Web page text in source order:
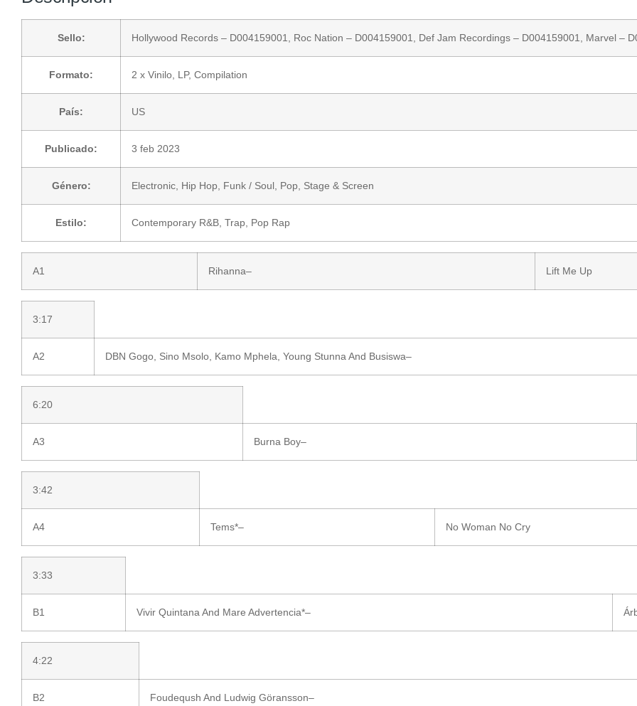
Sello: Hollywood Records – D004159001, Roc Nation – D004159001, Def Jam Recordings – D004159001, Marvel –
Formato: 2 x Vinilo , LP, Compilation
País: US
Publicado: 3 feb 2023
Género: Electronic Hip Hop Funk / Soul Pop Stage & Screen
Estilo: Contemporary R&B Trap Pop Rap
A1 Rihanna– Lift Me Up
3:17
A2 DBN Gogo Sino Msolo Kamo Mphela Young Stunna And Busiswa–
6:20
A3 Burna Boy–
3:42
A4 Tems*– No Woman No Cry
3:33
B1 Vivir Quintana And Mare Advertencia*–
4:22
B2 Foudeqush And Ludwig Göransson–